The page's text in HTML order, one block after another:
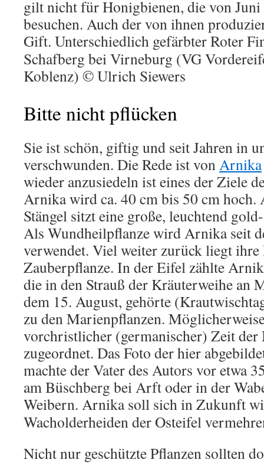
gilt nicht für Honigbienen, die von
besuchen. Auch der von ihnen
Gift. Unterschiedlich gefärbter Roter
Schafberg bei Virneburg (VG
Koblenz) © Ulrich Siewers
Bitte nicht pflücken
Sie ist schön, giftig und seit Jahren in
verschwunden. Die Rede ist vonArnika
wieder anzusiedeln ist eines der Ziele
Arnika wird ca. 40 cm bis 50 cm hoch.
Stängel sitzt eine große, leuchtend
Als Wundheilpflanze wird Arnika seit
verwendet. Viel weiter zurück liegt ihre
Zauberpflanze. In der Eifel zählte
die in den Strauß der Kräuterweihe an
dem 15. August, gehörte
zu den Marienpflanzen.
vorchristlicher (germanischer) Zeit
zugeordnet. Das Foto der hier
machte der Vater des Autors vor etwa
am Büschberg bei Arft oder in der
Weibern. Arnika soll sich in Zukunft
Wacholderheiden der Osteifel
Nicht nur geschützte Pflanzen sollten